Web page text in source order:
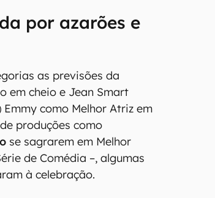
por azarões e
as previsões da
em cheio e Jean Smart
como Melhor Atriz em
produções como
se sagrarem em Melhor
de Comédia –, algumas
à celebração.